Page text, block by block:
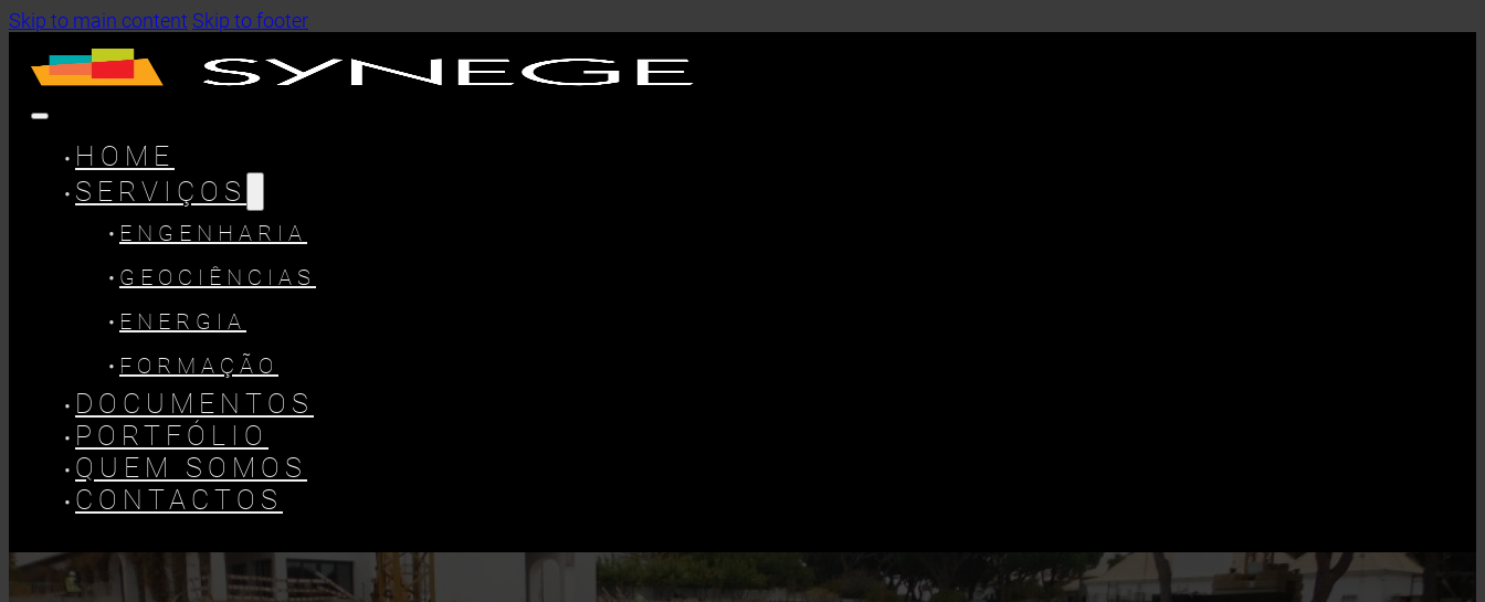
Skip to main content Skip to footer
HOME
SERVIÇOS
ENGENHARIA
GEOCIÊNCIAS
ENERGIA
FORMAÇÃO
DOCUMENTOS
PORTFÓLIO
QUEM SOMOS
CONTACTOS